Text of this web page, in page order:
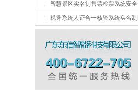
智慧景区实名制售票检票系统安全
税务系统人证合一核验系统实名制